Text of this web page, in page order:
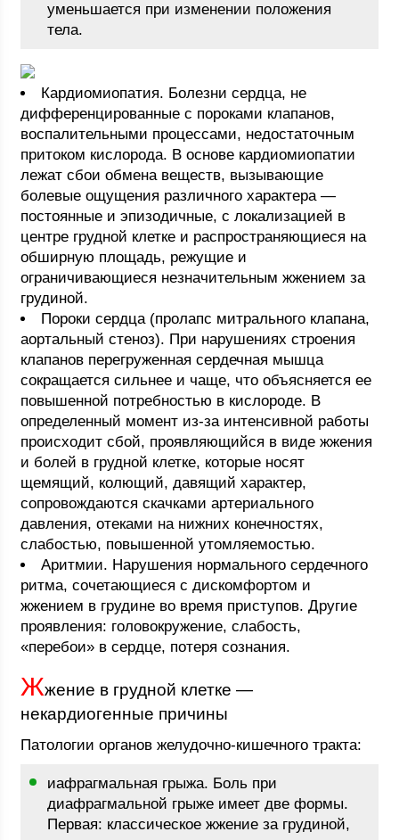
уменьшается при изменении положения
тела.
Кардиомиопатия. Болезни сердца, не
дифференцированные с пороками клапанов,
воспалительными процессами, недостаточным
притоком кислорода. В основе кардиомиопатии
лежат сбои обмена веществ, вызывающие
болевые ощущения различного характера —
постоянные и эпизодичные, с локализацией в
центре грудной клетке и распространяющиеся на
обширную площадь, режущие и
ограничивающиеся незначительным жжением за
грудиной.
Пороки сердца (пролапс митрального клапана,
аортальный стеноз). При нарушениях строения
клапанов перегруженная сердечная мышца
сокращается сильнее и чаще, что объясняется ее
повышенной потребностью в кислороде. В
определенный момент из-за интенсивной работы
происходит сбой, проявляющийся в виде жжения
и болей в грудной клетке, которые носят
щемящий, колющий, давящий характер,
сопровождаются скачками артериального
давления, отеками на нижних конечностях,
слабостью, повышенной утомляемостью.
Аритмии. Нарушения нормального сердечного
ритма, сочетающиеся с дискомфортом и
жжением в грудине во время приступов. Другие
проявления: головокружение, слабость,
«перебои» в сердце, потеря сознания.
Жжение в грудной клетке —
некардиогенные причины
Патологии органов желудочно-кишечного тракта:
иафрагмальная грыжа. Боль при
диафрагмальной грыже имеет две формы.
Первая: классическое жжение за грудиной,